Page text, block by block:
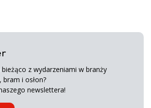
bieżąco z wydarzeniami w branży
i osłon?
newslettera!